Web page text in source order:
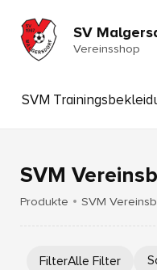
SV
Vereinsshop
SVM
SVM
Produkte SVM
FilterAlle Filter